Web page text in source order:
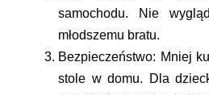
samochodu. Nie
młodszemu bratu.
Bezpieczeństwo: Mniej
stole w domu. Dla